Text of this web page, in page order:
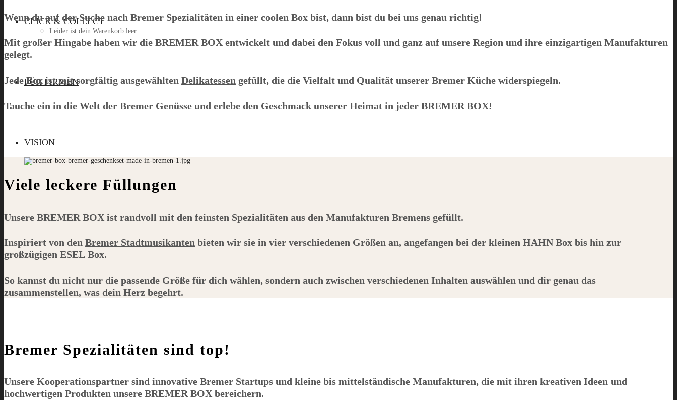
CLICK & COLLECT
FÜR FIRMEN
VISION
Leider ist dein Warenkorb leer.
Wenn du auf der Suche nach Bremer Spezialitäten in einer coolen Box bist, dann bist du bei uns genau richtig!
Mit großer Hingabe haben wir die BREMER BOX entwickelt und dabei den Fokus voll und ganz auf unsere Region und ihre einzigartigen Manufakturen
gelegt.
Jede Box ist mit sorgfältig ausgewählten Delikatessen gefüllt, die die Vielfalt und Qualität unserer Bremer Küche widerspiegeln.
Tauche ein in die Welt der Bremer Genüsse und erlebe den Geschmack unserer Heimat in jeder BREMER BOX!
Viele leckere Füllungen
Unsere BREMER BOX ist randvoll mit den feinsten Spezialitäten aus den Manufakturen Bremens gefüllt.
Inspiriert von den Bremer Stadtmusikanten bieten wir sie in vier verschiedenen Größen an, angefangen bei der kleinen HAHN Box bis hin zur
großzügigen ESEL Box.
So kannst du nicht nur die passende Größe für dich wählen, sondern auch zwischen verschiedenen Inhalten auswählen und dir genau das
zusammenstellen, was dein Herz begehrt.
Bremer Spezialitäten sind top!
Unsere Kooperationspartner sind innovative Bremer Startups und kleine bis mittelständische Manufakturen, die mit ihren kreativen Ideen und
hochwertigen Produkten unsere BREMER BOX bereichern.